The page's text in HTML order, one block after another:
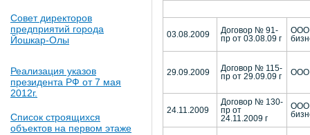
Совет директоров
предприятий города
Йошкар-Олы
Реализация указов
президента РФ от 7 мая
2012г.
Список строящихся
объектов на первом этаже
03.08.2009
Договор № 91-
пр от 03.08.09 г
ООО
29.09.2009
Договор № 115-
пр от 29.09.09 г
ООО
24.11.2009
Договор № 130-
пр от
24.11.2009 г
ООО